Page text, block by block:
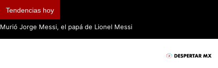
Tendencias hoy
Murió Jorge Messi, el papá de Lionel Messi